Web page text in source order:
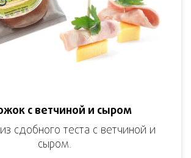
с ветчиной и сыром
сдобного теста с ветчиной и
сыром.